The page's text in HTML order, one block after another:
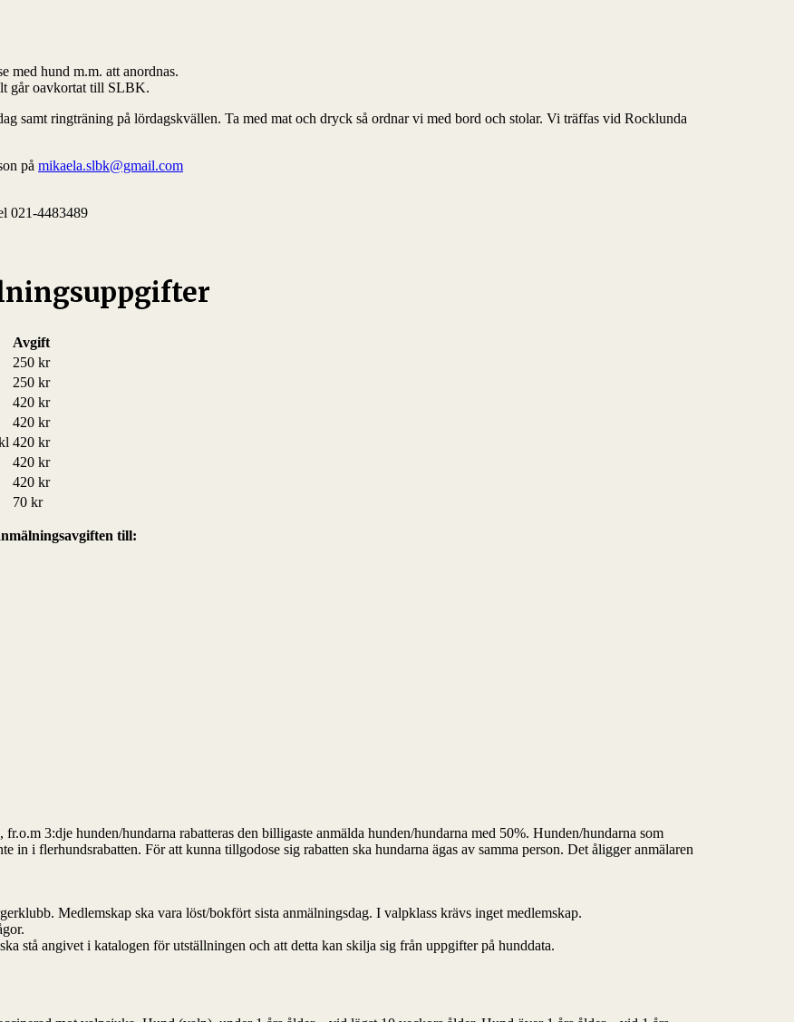
med hund m.m. att anordnas.
går oavkortat till SLBK.
samt ringträning på lördagskvällen. Ta med mat och dryck så ordnar vi med bord och stolar. Vi träffas vid Rocklunda
på mikaela.slbk@gmail.com
021-4483489
Avgift
250 kr
250 kr
420 kr
420 kr
420 kr
420 kr
420 kr
70 kr
till:
3:dje hunden/hundarna rabatteras den billigaste anmälda hunden/hundarna med 50%. Hunden/hundarna som
in i flerhundsrabatten. För att kunna tillgodose sig rabatten ska hundarna ägas av samma person. Det åligger anmälaren
Medlemskap ska vara löst/bokfört sista anmälningsdag. I valpklass krävs inget medlemskap.
stå angivet i katalogen för utställningen och att detta kan skilja sig från uppgifter på hunddata.